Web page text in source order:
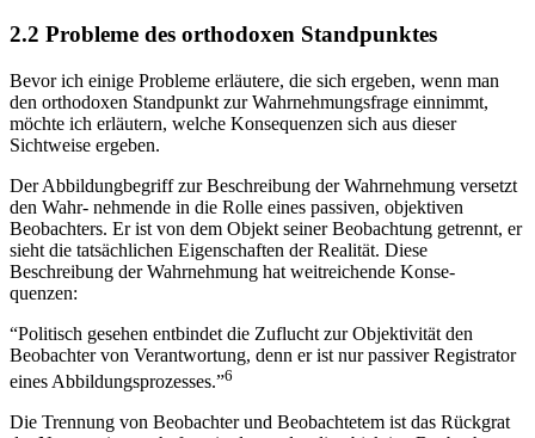
2.2 Probleme des orthodoxen Standpunktes
Bevor ich einige Probleme erläutere, die sich ergeben, wenn man
den orthodoxen Standpunkt zur Wahrnehmungsfrage einnimmt,
möchte ich erläutern, welche Konsequenzen sich aus dieser
Sichtweise ergeben.
Der Abbildungbegriff zur Beschreibung der Wahrnehmung versetzt
den Wahr- nehmende in die Rolle eines passiven, objektiven
Beobachters. Er ist von dem Objekt seiner Beobachtung getrennt, er
sieht die tatsächlichen Eigenschaften der Realität. Diese
Beschreibung der Wahrnehmung hat weitreichende Konse-
quenzen:
“Politisch gesehen entbindet die Zuflucht zur Objektivität den
Beobachter von Verantwortung, denn er ist nur passiver Registrator
eines Abbildungsprozesses.”6
Die Trennung von Beobachter und Beobachtetem ist das Rückgrat